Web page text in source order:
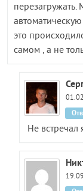
перезагружать.
это
самом , а не
Не встречал